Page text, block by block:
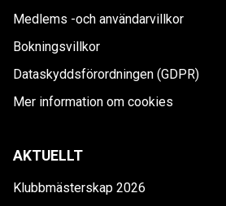
Medlems -och användarvillkor
Bokningsvillkor
Dataskyddsförordningen (GDPR)
Mer information om cookies
AKTUELLT
Klubbmästerskap 2026